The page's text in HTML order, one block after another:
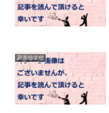
調香師学校